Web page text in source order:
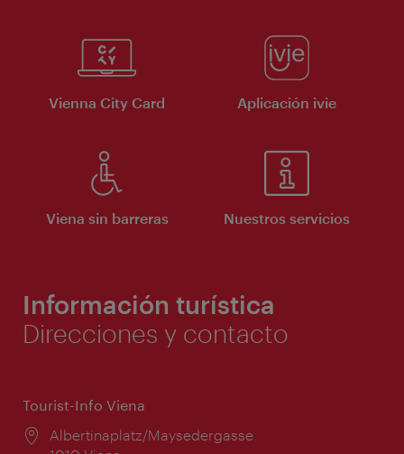
Vienna City Card Aplicación ivie
Viena sin barreras Nuestros servicios
Información turística
Direcciones y contacto
Tourist-Info Viena
Lugar:
Albertinaplatz/Maysedergasse